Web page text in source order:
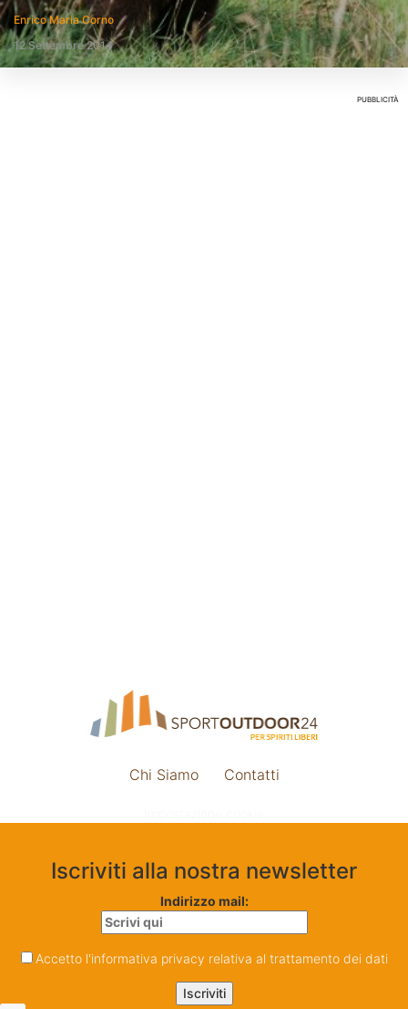
Enrico Maria Corno
12 Settembre 2014
PUBBLICITÀ
Chi Siamo Contatti
Iscriviti alla nostra newsletter
Indirizzo mail:
Accetto l'informativa privacy relativa al trattamento dei dati